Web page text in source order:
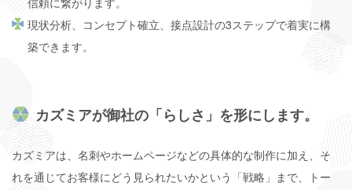
現状分析、コンセプト確立、接点設計の3ステップで着実に構
築できます。
カズミアが御社の「らしさ」を形にします。
カズミアは、名刺やホームページなどの具体的な制作に加え、そ
れを通じてお客様にどう見られたいかという「戦略」まで、トー